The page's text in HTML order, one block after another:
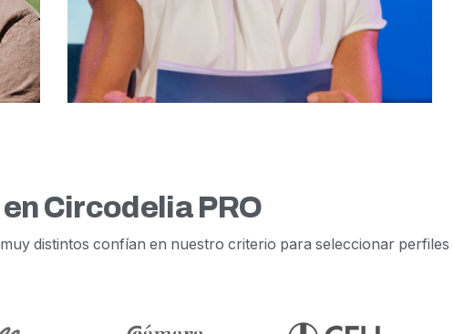
Circodelia PRO
distintos confían en nuestro criterio para seleccionar perfiles